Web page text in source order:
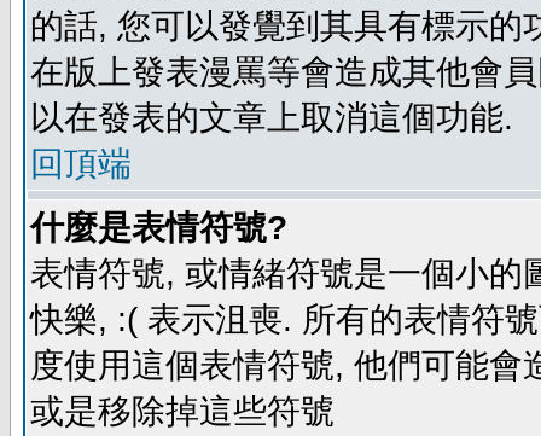
的話, 您可以發覺到其具有標示
在版上發表漫罵等會造成其他會
以在發表的文章上取消這個功能.
回頂端
什麼是表情符號?
表情符號, 或情緒符號是一個小
快樂, :( 表示沮喪. 所有的表情符
度使用這個表情符號, 他們可能
或是移除掉這些符號